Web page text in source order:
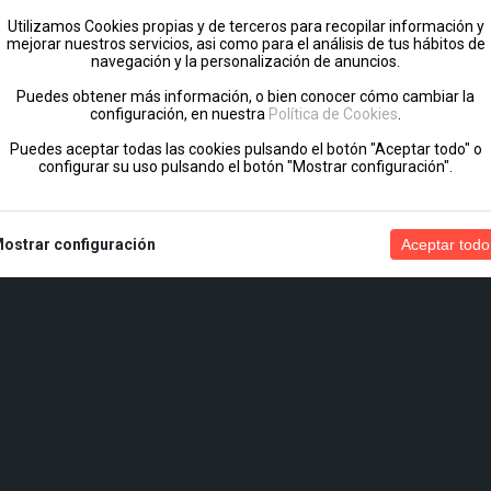
Utilizamos Cookies propias y de terceros para recopilar información y
mejorar nuestros servicios, asi como para el análisis de tus hábitos de
navegación y la personalización de anuncios.
Puedes obtener más información, o bien conocer cómo cambiar la
configuración, en nuestra Política de Cookies
Puedes aceptar todas las cookies pulsando el botón "Aceptar todo" o
configurar su uso pulsando el botón "Mostrar configuración".
configuración Aceptar todo